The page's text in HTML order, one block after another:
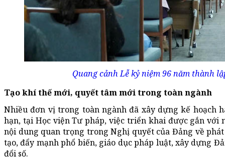
Quang cảnh Lễ kỷ niệm 96 năm thành
Tạo khí thế mới, quyết tâm mới trong toàn ngành
Nhiều đơn vị trong toàn ngành đã xây dựng kế hoạch
hạn, tại Học viện Tư pháp, việc triển khai được gắn
nội dung quan trọng trong Nghị quyết của Đảng về
tạo, đẩy mạnh phổ biến, giáo dục pháp luật, xây dựng
đổi số.